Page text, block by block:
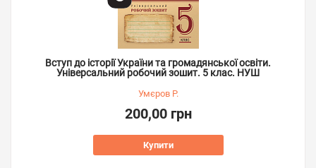
Вступ до історії України та громадянської освіти.
Універсальний робочий зошит. 5 клас. НУШ
Умєров Р.
200,00 грн
Купити